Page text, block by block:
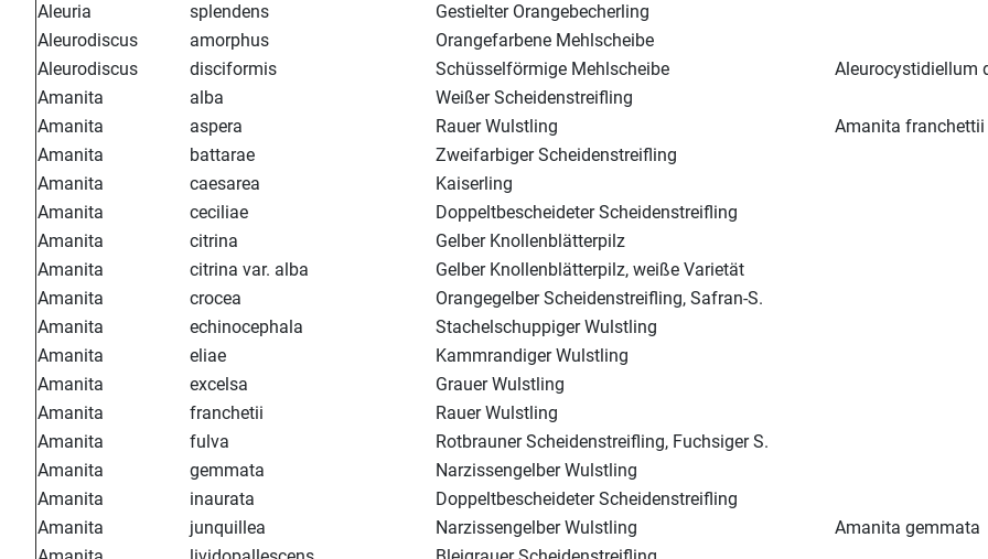
Aleuria
splendens
Gestielter Orangebecherling
Aleurodiscus
amorphus
Orangefarbene Mehlscheibe
Aleurodiscus
disciformis Schüsselförmige Mehlscheibe
Aleurocystidiellum
Amanita
alba
Weißer Scheidenstreifling
Amanita
aspera Rauer Wulstling
Amanita franchettii
Amanita
battarae
Zweifarbiger Scheidenstreifling
Amanita
caesarea
Kaiserling
Amanita
ceciliae
Doppeltbescheideter Scheidenstreifling
Amanita
citrina
Gelber Knollenblätterpilz
Amanita
citrina var. alba
Gelber Knollenblätterpilz, weiße Varietät
Amanita
crocea
Orangegelber Scheidenstreifling, Safran-S.
Amanita
echinocephala
Stachelschuppiger Wulstling
Amanita
eliae
Kammrandiger Wulstling
Amanita
excelsa
Grauer Wulstling
Amanita
franchetii
Rauer Wulstling
Amanita
fulva
Rotbrauner Scheidenstreifling, Fuchsiger S.
Amanita
gemmata
Narzissengelber Wulstling
Amanita
inaurata
Doppeltbescheideter Scheidenstreifling
Amanita
junquillea Narzissengelber Wulstling
Amanita gemmata